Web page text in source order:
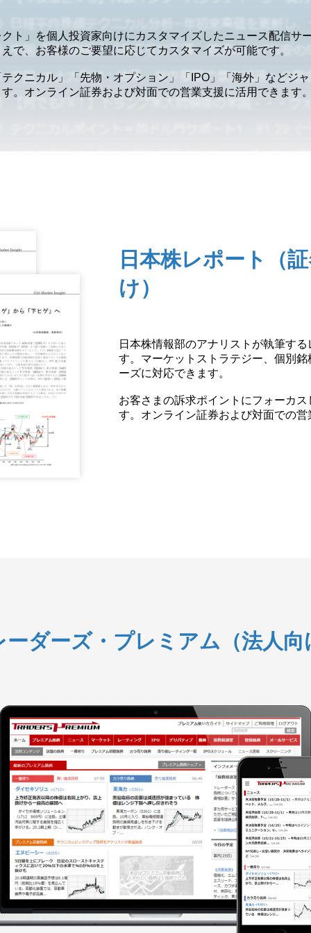
ト」を個人投資家向けにカスタマイズしたニュース配信サ
で、お客様のご要望に応じてカスタマイズが可能です。
クニカル」「先物・オプション」「IPO」「海外」などジ
。オンライン証券および対面での営業支援に活用できます
日本株レポート（
け）
日本株情報部のアナリストが執筆す
す。マーケットストラテジー、個別
ーズに対応できます。
お客さまの訴求ポイントにフォーカ
す。オンライン証券および対面での
ーダーズ・プレミアム（法人向